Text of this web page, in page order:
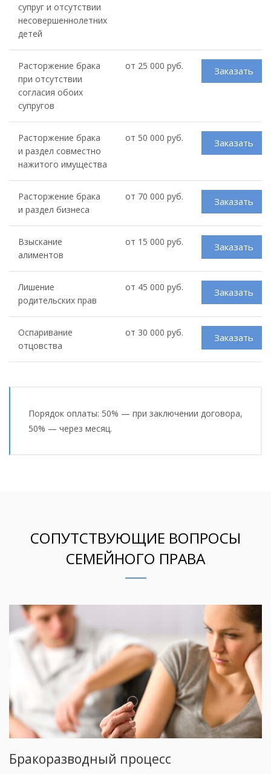
супруг и отсутствии
несовершеннолетних
детей
Расторжение брака
при отсутствии
согласия обоих
супругов
от 25 000 руб. Заказать
Расторжение брака
и раздел совместно
нажитого имущества
от 50 000 руб. Заказать
Расторжение брака
и раздел бизнеса
от 70 000 руб. Заказать
Взыскание
алиментов
от 15 000 руб. Заказать
Лишение
родительских прав
от 45 000 руб. Заказать
Оспаривание
отцовства
от 30 000 руб. Заказать
Порядок оплаты: 50% — при заключении договора,
50% — через месяц.
СОПУТСТВУЮЩИЕ ВОПРОСЫ
СЕМЕЙНОГО ПРАВА
Бракоразводный процесс